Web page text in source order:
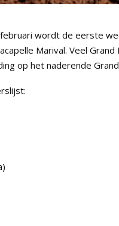
wordt de eerste
Marival. Veel
op het naderende